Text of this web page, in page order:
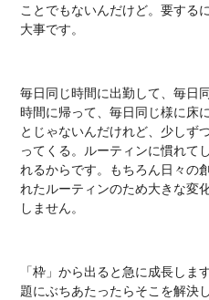
ことでもないんだけど。要する
大事です。
毎日同じ時間に出勤して、毎日
時間に帰って、毎日同じ様に床
とじゃないんだけれど、少しず
ってくる。ルーティンに慣れて
れるからです。もちろん日々の
れたルーティンのため大きな変
しません。
「枠」から出ると急に成長しま
題にぶちあたったらそこを解決